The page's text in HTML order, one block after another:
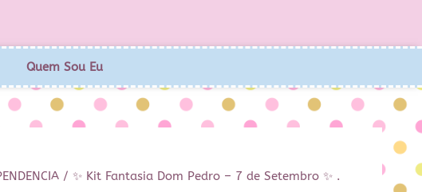
Quem Sou Eu
/ ✨ Kit Fantasia Dom Pedro – 7 de Setembro ✨ .